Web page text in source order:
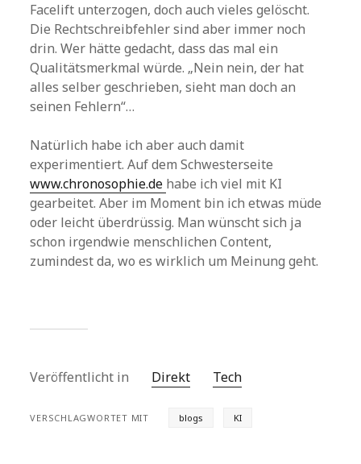
Facelift unterzogen, doch auch vieles gelöscht.
Die Rechtschreibfehler sind aber immer noch
drin. Wer hätte gedacht, dass das mal ein
Qualitätsmerkmal würde. „Nein nein, der hat
alles selber geschrieben, sieht man doch an
seinen Fehlern“…
Natürlich habe ich aber auch damit
experimentiert. Auf dem Schwesterseite
www.chronosophie.de habe ich viel mit KI
gearbeitet. Aber im Moment bin ich etwas müde
oder leicht überdrüssig. Man wünscht sich ja
schon irgendwie menschlichen Content,
zumindest da, wo es wirklich um Meinung geht.
Veröffentlicht in Direkt Tech
VERSCHLAGWORTET MIT blogs KI